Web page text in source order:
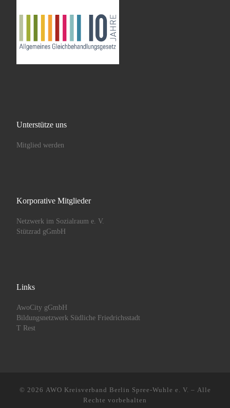
Unterstütze uns
Mitglied werden
Korporative Mitglieder
Netzwerk im Sozialraum e. V.
Stützrad gGmbH
Links
AwoCity gGmbH
Bildungsnetzwerk Südliche Friedrichsstadt
T Rest
© 2026 AWO Kreisverband Berlin Spree-Wuhle e. V. – Alle
Rechte vorbehalten